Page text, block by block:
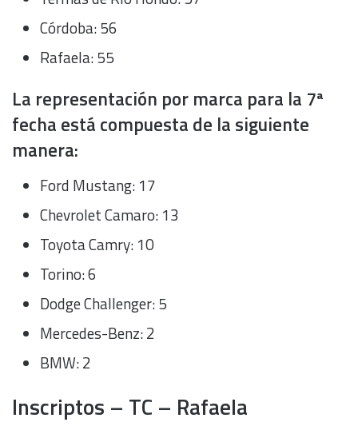
Córdoba: 56
Rafaela: 55
La representación por marca para la 7ª
fecha está compuesta de la siguiente
manera:
Ford Mustang: 17
Chevrolet Camaro: 13
Toyota Camry: 10
Torino: 6
Dodge Challenger: 5
Mercedes-Benz: 2
BMW: 2
Inscriptos – TC – Rafaela